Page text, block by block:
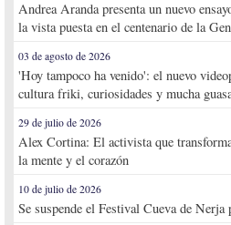
Andrea Aranda presenta un nuevo
la vista puesta en el centenario de la
03 de agosto de 2026
'Hoy tampoco ha venido': el nuevo
cultura friki, curiosidades y mucha
29 de julio de 2026
Alex Cortina: El activista que
la mente y el corazón
10 de julio de 2026
Se suspende el Festival Cueva de Nerja